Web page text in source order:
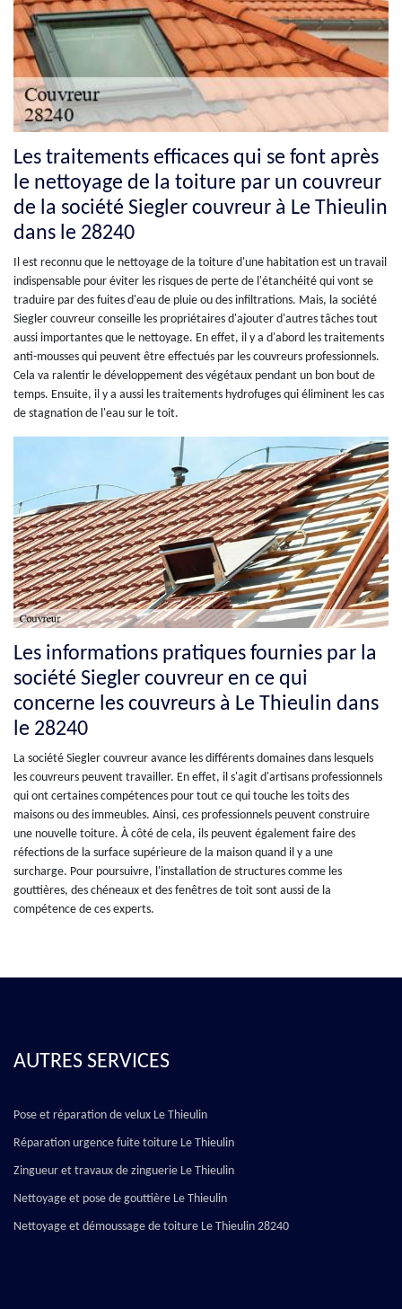
Les traitements efficaces qui se font après
le nettoyage de la toiture par un couvreur
de la société Siegler couvreur à Le Thieulin
dans le 28240
Il est reconnu que le nettoyage de la toiture d'une habitation est un travail
indispensable pour éviter les risques de perte de l'étanchéité qui vont se
traduire par des fuites d'eau de pluie ou des infiltrations. Mais, la société
Siegler couvreur conseille les propriétaires d'ajouter d'autres tâches tout
aussi importantes que le nettoyage. En effet, il y a d'abord les traitements
anti-mousses qui peuvent être effectués par les couvreurs professionnels.
Cela va ralentir le développement des végétaux pendant un bon bout de
temps. Ensuite, il y a aussi les traitements hydrofuges qui éliminent les cas
de stagnation de l'eau sur le toit.
Les informations pratiques fournies par la
société Siegler couvreur en ce qui
concerne les couvreurs à Le Thieulin dans
le 28240
La société Siegler couvreur avance les différents domaines dans lesquels
les couvreurs peuvent travailler. En effet, il s'agit d'artisans professionnels
qui ont certaines compétences pour tout ce qui touche les toits des
maisons ou des immeubles. Ainsi, ces professionnels peuvent construire
une nouvelle toiture. À côté de cela, ils peuvent également faire des
réfections de la surface supérieure de la maison quand il y a une
surcharge. Pour poursuivre, l'installation de structures comme les
gouttières, des chéneaux et des fenêtres de toit sont aussi de la
compétence de ces experts.
AUTRES SERVICES
Pose et réparation de velux Le Thieulin
Réparation urgence fuite toiture Le Thieulin
Zingueur et travaux de zinguerie Le Thieulin
Nettoyage et pose de gouttière Le Thieulin
Nettoyage et démoussage de toiture Le Thieulin 28240